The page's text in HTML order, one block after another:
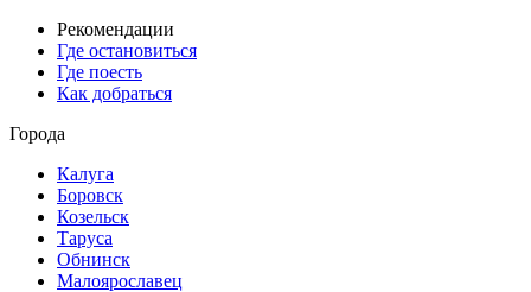
Рекомендации
Где остановиться
Где поесть
Как добраться
Города
Калуга
Боровск
Козельск
Таруса
Обнинск
Малоярославец